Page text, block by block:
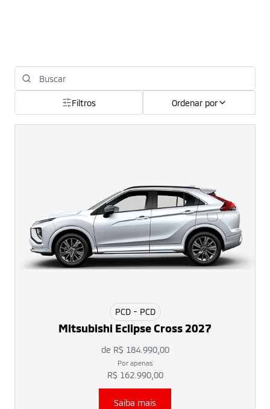
Filtros Ordenar por
PCD - PCD
Mitsubishi Eclipse Cross 2027
de R$ 184.990,00
Por apenas
R$ 162.990,00
Saiba mais